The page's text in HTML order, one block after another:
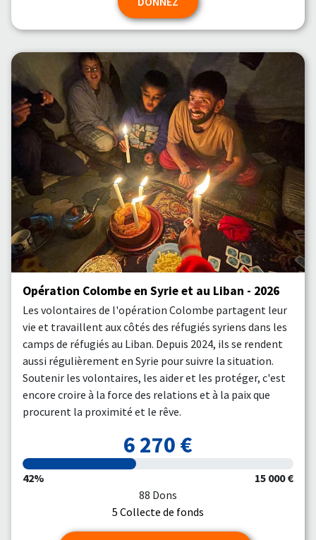
Opération Colombe en Syrie et au Liban - 2026
Les volontaires de l'opération Colombe partagent leur
vie et travaillent aux côtés des réfugiés syriens dans les
camps de réfugiés au Liban. Depuis 2024, ils se rendent
aussi régulièrement en Syrie pour suivre la situation.
Soutenir les volontaires, les aider et les protéger, c'est
encore croire à la force des relations et à la paix que
procurent la proximité et le rêve.
6 270 €
42%
15 000 €
88 Dons
5 Collecte de fonds